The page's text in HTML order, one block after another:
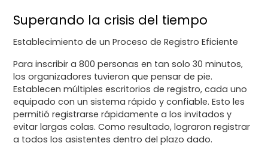
Superando la crisis del tiempo
Establecimiento de un Proceso de Registro Eficiente
Para inscribir a 800 personas en tan solo 30 minutos,
los organizadores tuvieron que pensar de pie.
Establecen múltiples escritorios de registro, cada uno
equipado con un sistema rápido y confiable. Esto les
permitió registrarse rápidamente a los invitados y
evitar largas colas. Como resultado, lograron registrar
a todos los asistentes dentro del plazo dado.